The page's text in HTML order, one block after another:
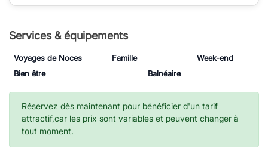
Services & équipements
Voyages de Noces Famille
Week-end
Bien être
Balnéaire
Réservez dès maintenant pour bénéficier d'un tarif
attractif,car les prix sont variables et peuvent changer à
tout moment.